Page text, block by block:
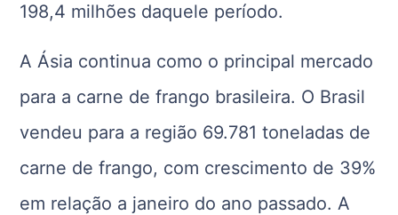
198,4 milhões daquele período.
A Ásia continua como o principal mercado
para a carne de frango brasileira. O Brasil
vendeu para a região 69.781 toneladas de
carne de frango, com crescimento de 39%
em relação a janeiro do ano passado. A